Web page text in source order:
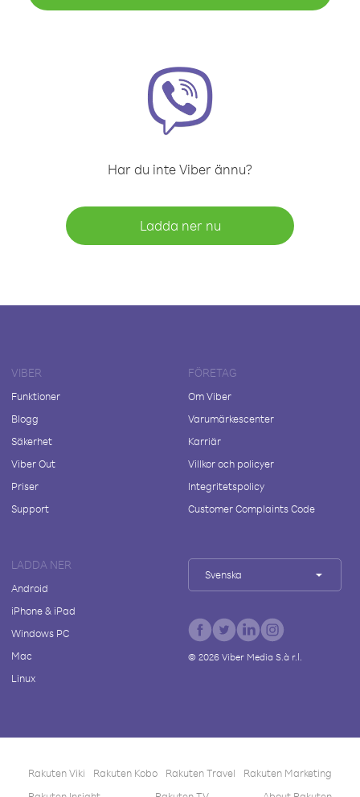
Har du inte Viber ännu?
Ladda ner nu
VIBER
Funktioner
Blogg
Säkerhet
Viber Out
Priser
Support
FÖRETAG
Om Viber
Varumärkescenter
Karriär
Villkor och policyer
Integritetspolicy
Customer Complaints Code
LADDA NER
Android
iPhone & iPad
Windows PC
Mac
Linux
Svenska
© 2026Viber Media S.à r.l.
Rakuten Viki Rakuten Kobo Rakuten Travel
Rakuten Marketing